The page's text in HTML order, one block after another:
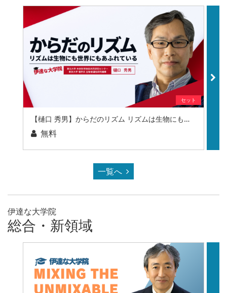
セット
【樋口 秀男】からだのリズム リズムは生物にも世界にもあふれている
無料
一覧へ
伊達な大学院
総合・新領域